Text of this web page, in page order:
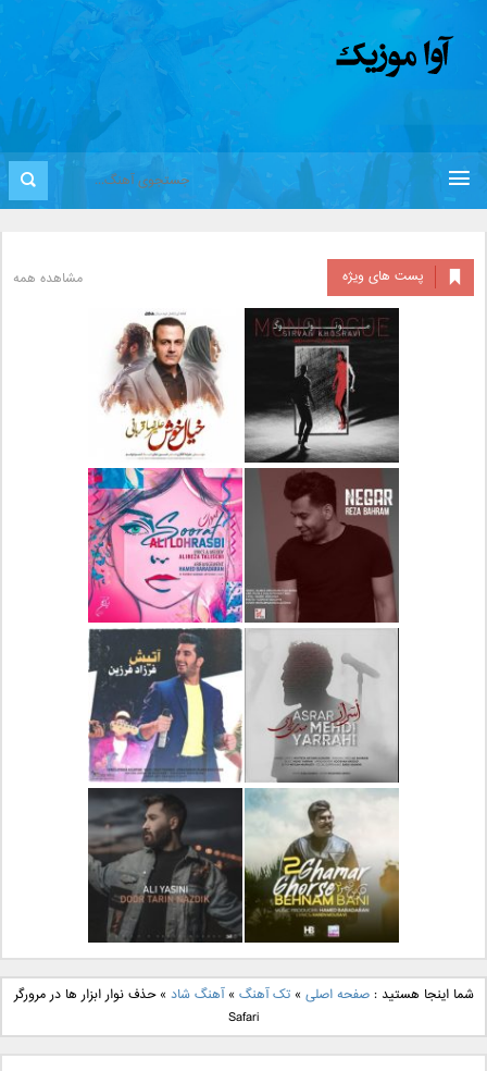
پست های ویژه مشاهده همه
دانلود آلبوم جدید سیروان
خسروی بنام مونولوگ
دانلود آهنگ جدید علیرضا
قربانی بنام خیال خوش
دانلود آهنگ جدید رضا
بهرام بنام نگار
دانلود آهنگ جدید علی
لهراسبی بنام صورت
دانلود آهنگ جدید مهدی
یراحی بنام اسرار
دانلود آهنگ جدید فرزاد
فرزین بنام آتیش
دانلود آهنگ جدید بهنام
بانی بنام قرص قمر 2
دانلود آهنگ جدید علی
یاسینی بنام دورترین نزدیک
شما اینجا هستید :صفحه اصلی »تک آهنگ »آهنگ شاد »حذف نوار ابزار ها در مرورگر
Safari